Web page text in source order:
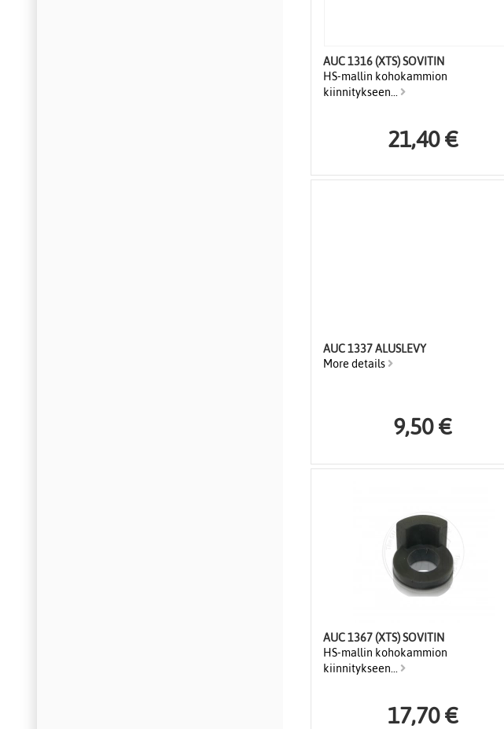
AUC 1316 (XTS) SOVITIN
HS-mallin kohokammion
kiinnitykseen...
21,40 €
AUC 1337 ALUSLEVY
More details
9,50 €
AUC 1367 (XTS) SOVITIN
HS-mallin kohokammion
kiinnitykseen...
17,70 €